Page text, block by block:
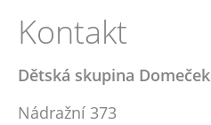
Kontakt
Dětská skupina Domeček
Nádražní 373